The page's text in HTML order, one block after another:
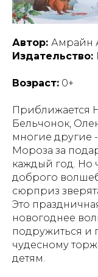
Автор: Амрайн
Издательство:
Возраст: 0+
Приближается
Бельчонок,
многие другие
Мороза за
каждый год. Но
доброго
сюрприз
Это
новогоднее
подружиться и
чудесному
детям.